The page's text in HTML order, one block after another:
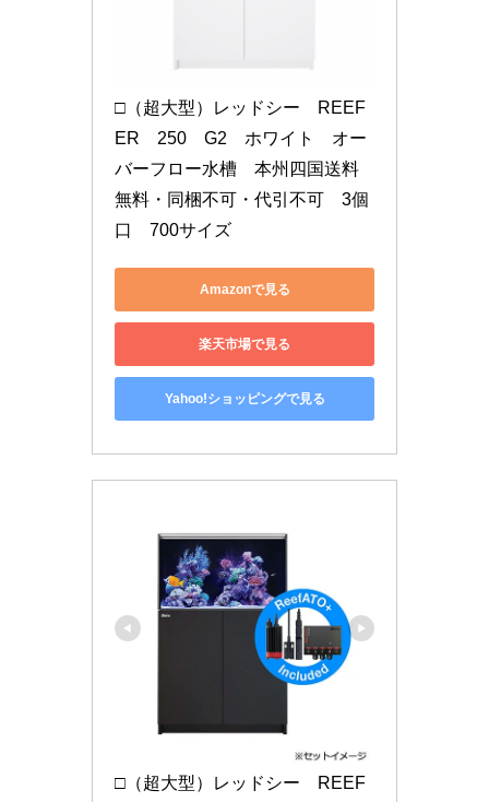
□（超大型）レッドシー　REEF
ER　250　G2　ホワイト　オー
バーフロー水槽　本州四国送料
無料・同梱不可・代引不可　3個
口　700サイズ
Amazonで見る
楽天市場で見る
Yahoo!ショッピングで見る
□（超大型）レッドシー　REEF